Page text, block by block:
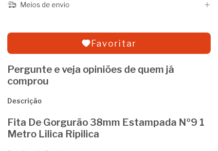
Meios de envio
Favoritar
Pergunte e veja opiniões de quem já
comprou
Descrição
Fita De Gorgurão 38mm Estampada Nº9 1
Metro Lilica Ripilica